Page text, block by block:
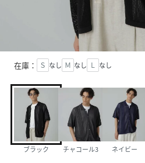
在庫： Ｓ なし Ｍ なし Ｌ なし
ブラック チャコール3 ネイビー